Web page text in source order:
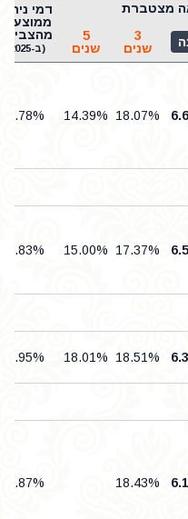
מצטברת
דמי
ממוצעים
(ב-2025)
3
שנים
5
שנים
18.07%
14.39%
0.78%
17.37%
15.00%
0.83%
18.51%
18.01%
0.95%
18.43%
0.87%